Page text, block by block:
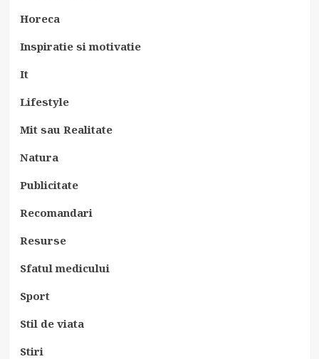
Horeca
Inspiratie si motivatie
It
Lifestyle
Mit sau Realitate
Natura
Publicitate
Recomandari
Resurse
Sfatul medicului
Sport
Stil de viata
Stiri